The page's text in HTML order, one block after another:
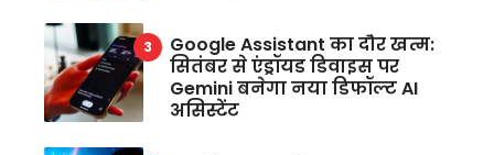
Google Assistant का दौर खत्म:
सितंबर से एंड्रॉयड डिवाइस पर
Gemini बनेगा नया डिफॉल्ट AI
असिस्टेंट